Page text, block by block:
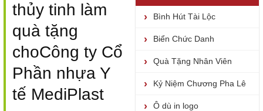
thủy tinh làm
quà tặng
choCông ty Cổ
Phần nhựa Y
tế MediPlast
Bình Hút Tài Lộc
Biển Chức Danh
Quà Tặng Nhân Viên
Kỷ Niệm Chương Pha Lê
Ô dù in logo